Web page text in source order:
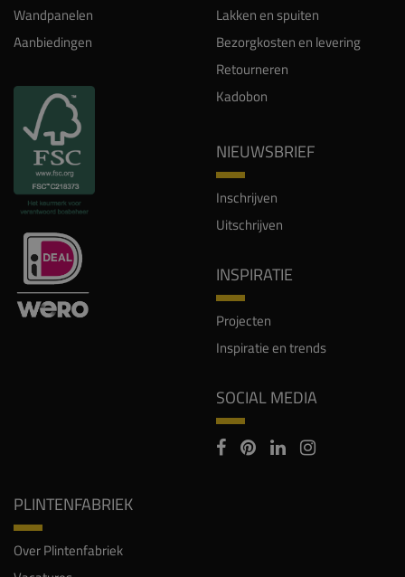
Wandpanelen
Aanbiedingen
Lakken en spuiten
Bezorgkosten en levering
Retourneren
Kadobon
NIEUWSBRIEF
Inschrijven
Uitschrijven
INSPIRATIE
Projecten
Inspiratie en trends
SOCIAL MEDIA
PLINTENFABRIEK
Over Plintenfabriek